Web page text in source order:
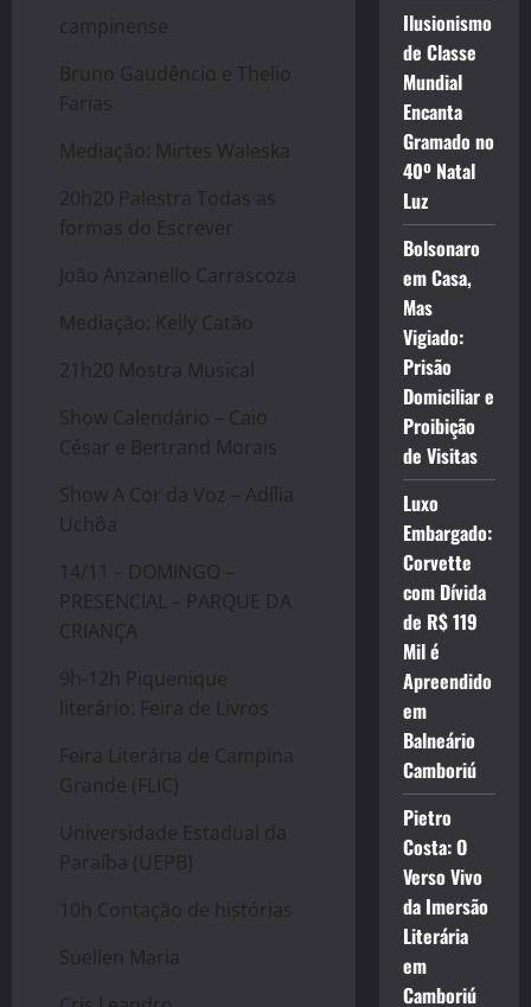
campinense
Bruno Gaudêncio e Thelio
Farias
Mediação: Mirtes Waleska
20h20 Palestra Todas as
formas do Escrever
João Anzanello Carrascoza
Mediação: Kelly Catão
21h20 Mostra Musical
Show Calendário – Caio
César e Bertrand Morais
Show A Cor da Voz – Adília
Uchôa
14/11 – DOMINGO –
PRESENCIAL – PARQUE DA
CRIANÇA
9h-12h Piquenique
literário: Feira de Livros
Feira Literária de Campina
Grande (FLIC)
Universidade Estadual da
Paraíba (UEPB)
10h Contação de histórias
Suellen Maria
Ilusionismo
de Classe
Mundial
Encanta
Gramado no
40º Natal
Luz
Bolsonaro
em Casa,
Mas
Vigiado:
Prisão
Domiciliar e
Proibição
de Visitas
Luxo
Embargado:
Corvette
com Dívida
de R$ 119
Mil é
Apreendido
em
Balneário
Camboriú
Pietro
Costa: O
Verso Vivo
da Imersão
Literária
em
Camboriú